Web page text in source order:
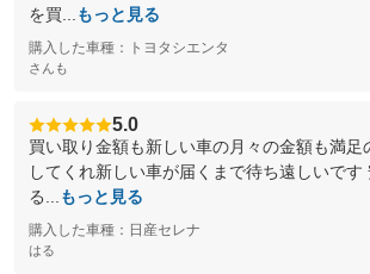
を買...
もっと見る
購入した車種：トヨタシエンタ
さんも
5.0
買い取り金額も新しい車の月々の金額も満足
してくれ新しい車が届くまで待ち遠しいです
る...
もっと見る
購入した車種：日産セレナ
はる